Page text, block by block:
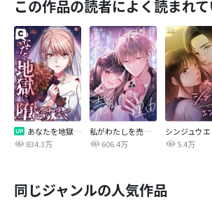
この作品の読者によく読まれ
あなたを地獄に堕とすまで
834.3万
私がわたしを売る理由
606.4万
5.4万
同じジャンルの人気作品